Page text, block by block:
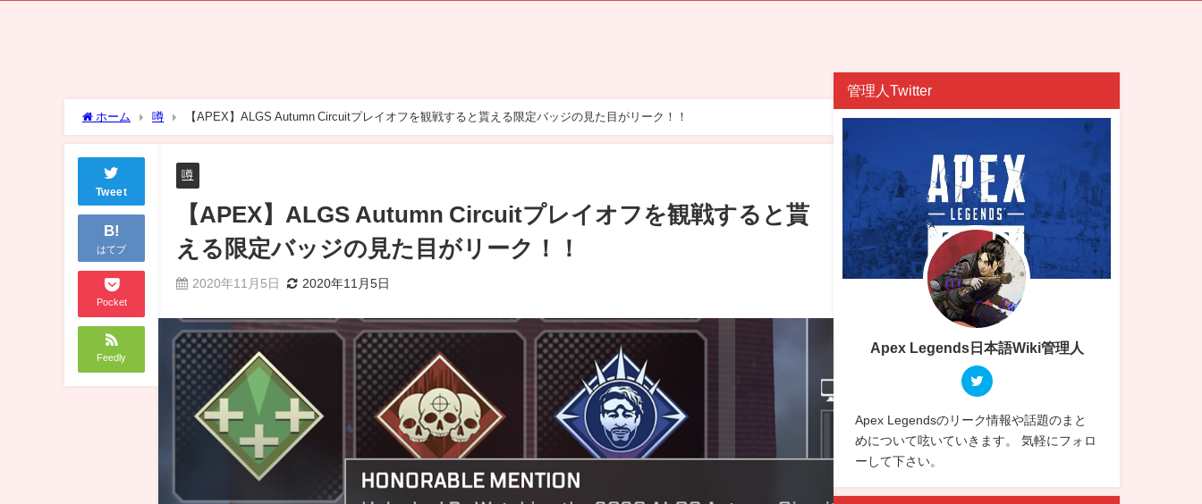
ホーム 噂 【APEX】ALGS Autumn Circuitプレイオフを観戦すると貰える限定バッジの見た目がリーク！！
Tweet
B!
はてブ
Pocket
Feedly
噂
【APEX】ALGS Autumn Circuitプレイオフを観戦すると貰
える限定バッジの見た目がリーク！！
2020年11月5日 2020年11月5日
管理人Twitter
Apex Legends日本語Wiki管理人
Apex Legendsのリーク情報や話題のまと
めについて呟いていきます。 気軽にフォロ
ーして下さい。